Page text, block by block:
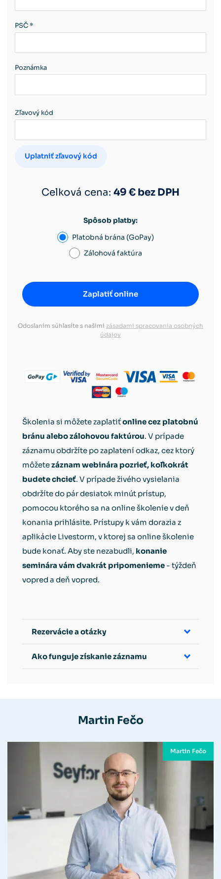
PSČ *
Poznámka
Zľavový kód
Uplatniť zľavový kód
Celková cena: 49 € bez DPH
Spôsob platby:
Platobná brána (GoPay)
Zálohová faktúra
Odoslaním súhlasíte s našimi zásadami spracovania osobných
údajov
Školenia si môžete zaplatiťonline cez platobnú
bránu alebo zálohovou faktúrou. V prípade
záznamu obdržíte po zaplatení odkaz, cez ktorý
môžetezáznam webinára pozrieť, koľkokrát
budete chcieť. V prípade živého vysielania
obdržíte do pár desiatok minút prístup,
pomocou ktorého sa na online školenie v deň
konania prihlásite. Prístupy k vám dorazia z
aplikácie Livestorm, v ktorej sa online školenie
bude konať. Aby ste nezabudli, konanie
seminára vám dvakrát pripomenieme - týždeň
vopred a deň vopred.
Rezervácie a otázky
Ako funguje získanie záznamu
Martin Fečo
Martin Fečo